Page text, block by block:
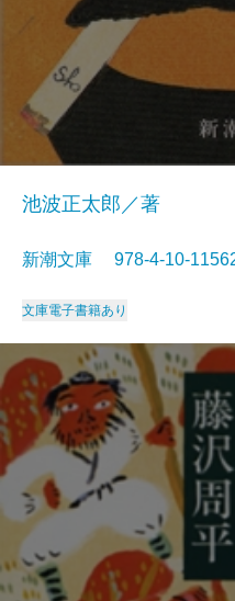
池波正太郎／著
新潮文庫 978-4-10-
文庫電子書籍あり